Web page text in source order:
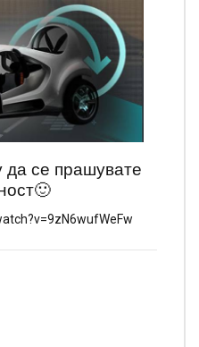
да се прашувате
🙂